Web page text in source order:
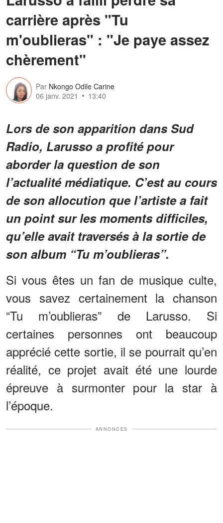
carrière après "Tu
m'oublieras" : "Je paye assez
chèrement"
Par Nkongo Odile Carine
06 janv. 2021
13:40
Lors de son apparition dans Sud
Radio, Larusso a profité pour
aborder la question de son
l’actualité médiatique. C’est au cours
de son allocution que l’artiste a fait
un point sur les moments difficiles,
qu’elle avait traversés à la sortie de
son album “Tu m’oublieras”.
Si vous êtes un fan de musique culte,
vous savez certainement la chanson
“Tu m’oublieras” de Larusso. Si
certaines personnes ont beaucoup
apprécié cette sortie, il se pourrait qu’en
réalité, ce projet avait été une lourde
épreuve à surmonter pour la star à
l’époque.
ANNONCES